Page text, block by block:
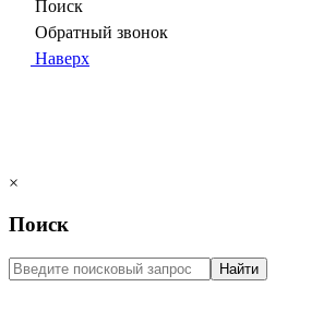
Поиск
Обратный звонок
Наверх
×
Поиск
Найти